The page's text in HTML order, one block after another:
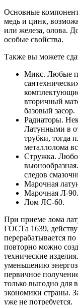
Основные
медь и цинк,
или железа, олова.
особые свойства.
Также вы можете
Микс. Любые
вторичный
базовый засор.
Радиаторы.
Латунными в
трубки, тогда
металлолома
Стружка.
следов
Марочная
Марочная Л-90.
Лом ЛС-60.
При приеме лома
ГОСТа 1639,
перерабатывается
повторно можно
технические
уменьшению
первичное
только выгодно для
экономики страны.
уже не потребуется.